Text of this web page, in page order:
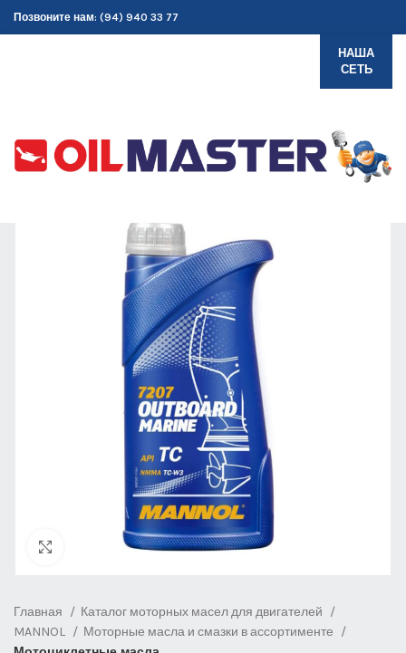
Позвоните нам: (94) 940 33 77
НАША
СЕТЬ
Нажмите, чтобы увеличить
Главная
Каталог моторных масел для двигателей
MANNOL
Моторные масла и смазки в ассортименте